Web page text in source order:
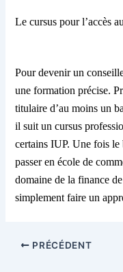
Le cursus pour l’accès
Pour devenir un
une formation précise.
titulaire d’au moins un
il suit un cursus
certains IUP. Une fois
passer en école de
domaine de la finance
simplementfaireun
PRÉCÉDENT